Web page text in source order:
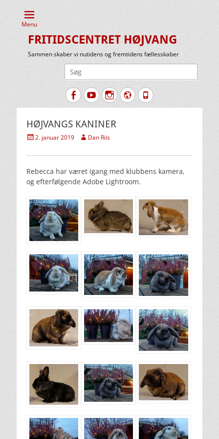
Menu
FRITIDSCENTRET HØJVANG
Sammen skaber vi nutidens og fremtidens fællesskaber
FacebookYouTubeInstagram
Website
Tlf.
HØJVANGS KANINER
Udgivet
2. januar 2019 Forfatter
Dan Riis
Rebecca har været igang med klubbens kamera,
og efterfølgende Adobe Lightroom.